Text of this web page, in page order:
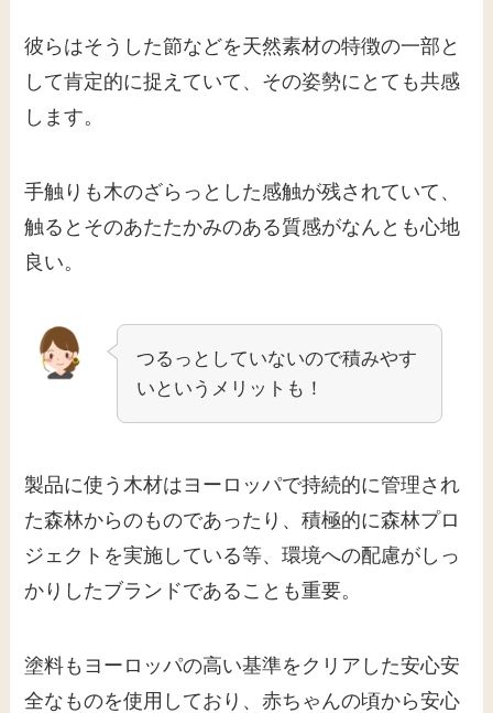
彼らはそうした節などを天然素材の特徴の一部と
して肯定的に捉えていて、その姿勢にとても共感
します。
手触りも木のざらっとした感触が残されていて、
触るとそのあたたかみのある質感がなんとも心地
良い。
つるっとしていないので積みやす
いというメリットも！
製品に使う木材はヨーロッパで持続的に管理され
た森林からのものであったり、積極的に森林プロ
ジェクトを実施している等、環境への配慮がしっ
かりしたブランドであることも重要。
塗料もヨーロッパの高い基準をクリアした安心安
全なものを使用しており、赤ちゃんの頃から安心